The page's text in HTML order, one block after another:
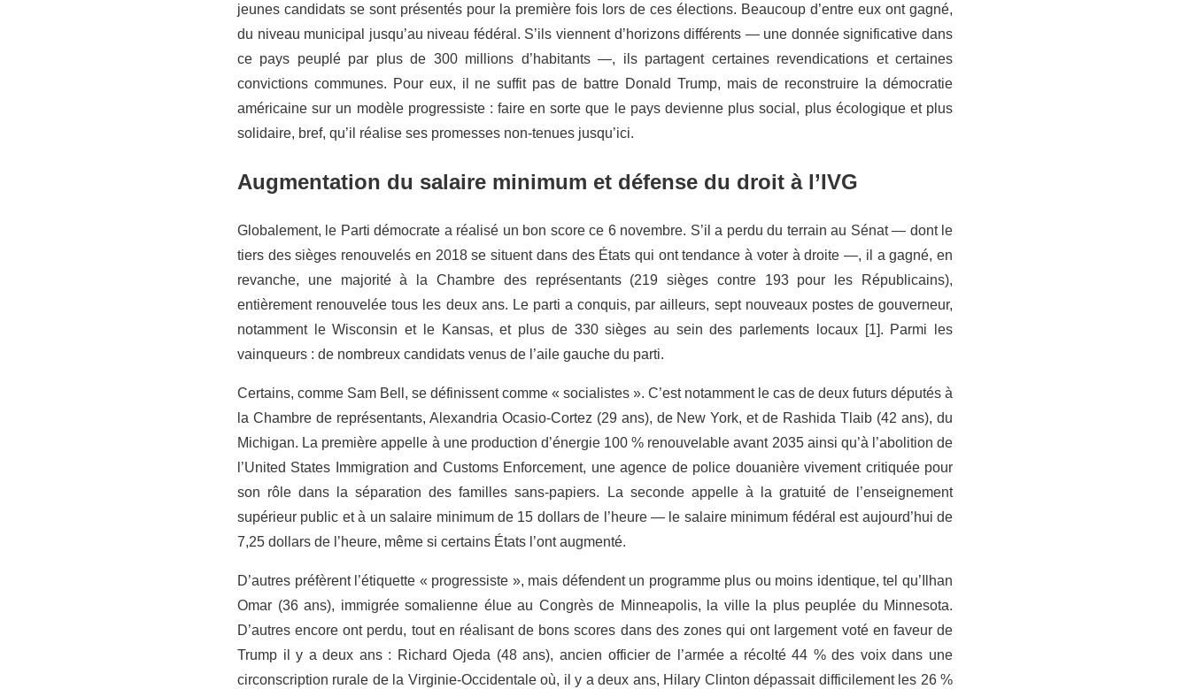
jeunes candidats se sont présentés pour la première fois lors de ces élections. Beaucoup d’entre eux ont gagné,
du niveau municipal jusqu’au niveau fédéral. S’ils viennent d’horizons différents — une donnée significative dans
ce pays peuplé par plus de 300 millions d’habitants —, ils partagent certaines revendications et certaines
convictions communes. Pour eux, il ne suffit pas de battre Donald Trump, mais de reconstruire la démocratie
américaine sur un modèle progressiste : faire en sorte que le pays devienne plus social, plus écologique et plus
solidaire, bref, qu’il réalise ses promesses non-tenues jusqu’ici.
Augmentation du salaire minimum et défense du droit à l’IVG
Globalement, le Parti démocrate a réalisé un bon score ce 6 novembre. S’il a perdu du terrain au Sénat — dont le
tiers des sièges renouvelés en 2018 se situent dans des États qui ont tendance à voter à droite —, il a gagné, en
revanche, une majorité à la Chambre des représentants (219 sièges contre 193 pour les Républicains),
entièrement renouvelée tous les deux ans. Le parti a conquis, par ailleurs, sept nouveaux postes de gouverneur,
notamment le Wisconsin et le Kansas, et plus de 330 sièges au sein des parlements locaux [1]. Parmi les
vainqueurs : de nombreux candidats venus de l’aile gauche du parti.
Certains, comme Sam Bell, se définissent comme « socialistes ». C’est notamment le cas de deux futurs députés à
la Chambre de représentants, Alexandria Ocasio-Cortez (29 ans), de New York, et de Rashida Tlaib (42 ans), du
Michigan. La première appelle à une production d’énergie 100 % renouvelable avant 2035 ainsi qu’à l’abolition de
l’United States Immigration and Customs Enforcement, une agence de police douanière vivement critiquée pour
son rôle dans la séparation des familles sans-papiers. La seconde appelle à la gratuité de l’enseignement
supérieur public et à un salaire minimum de 15 dollars de l’heure — le salaire minimum fédéral est aujourd’hui de
7,25 dollars de l’heure, même si certains États l’ont augmenté.
D’autres préfèrent l’étiquette « progressiste », mais défendent un programme plus ou moins identique, tel qu’Ilhan
Omar (36 ans), immigrée somalienne élue au Congrès de Minneapolis, la ville la plus peuplée du Minnesota.
D’autres encore ont perdu, tout en réalisant de bons scores dans des zones qui ont largement voté en faveur de
Trump il y a deux ans : Richard Ojeda (48 ans), ancien officier de l’armée a récolté 44 % des voix dans une
circonscription rurale de la Virginie-Occidentale où, il y a deux ans, Hilary Clinton dépassait difficilement les 26 %